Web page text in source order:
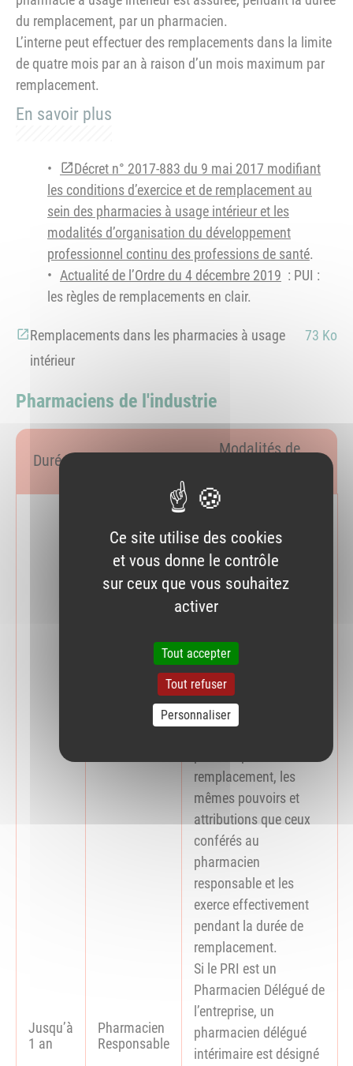
du remplacement, par un pharmacien.
L’interne peut effectuer des remplacements dans la limite
de quatre mois par an à raison d’un mois maximum par
remplacement.
En savoir plus
Décret n° 2017-883 du 9 mai 2017 modifiant
les conditions d’exercice et de remplacement au
sein des pharmacies à usage intérieur et les
modalités d’organisation du développement
professionnel continu des professions de santé.
Actualité de l’Ordre du 4 décembre 2019 : PUI :
les règles de remplacements en clair.
Remplacements dans les pharmacies à usage
intérieur
73 Ko
Pharmaciens de l'industrie
Durée
Modalités de
Jusqu’à
1 an
Pharmacien
Responsable
responsable
intérimaire, désigné par
l’organe social de
l’entreprise en même
inscrit au tableau B ou
E de l’Ordre pour cette
fonction (article
R.5124-23 du CSP)
remplacement, les
mêmes pouvoirs et
attributions que ceux
conférés au
pharmacien
responsable et les
exerce effectivement
pendant la durée de
remplacement.
Si le PRI est un
Pharmacien Délégué de
l’entreprise, un
pharmacien délégué
intérimaire est désigné
Ce site utilise des cookies
et vous donne le contrôle
sur ceux que vous souhaitez
activer
Tout accepter
Tout refuser
Personnaliser